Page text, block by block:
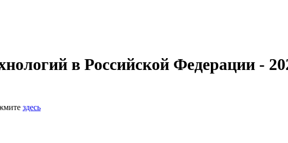
в Российской Федерации -
здесь